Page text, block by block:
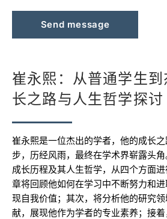
Send message
崔永熙：从普通学生
长之路与人生哲学探讨
崔永熙是一位杰出的学者，他的成长
步，历经风雨，最终在学术界崭露头
成长历程及其人生哲学，从四个方面
章将回顾他如何在学习中不断努力和
现自我价值；其次，将分析他的研究
献，展现他作为学者的专业素养；接